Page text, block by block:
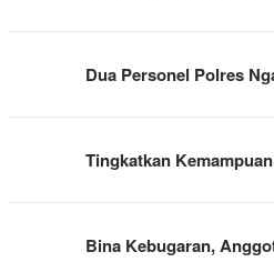
Dua Personel Polres
Tingkatkan
Bina Kebugaran,